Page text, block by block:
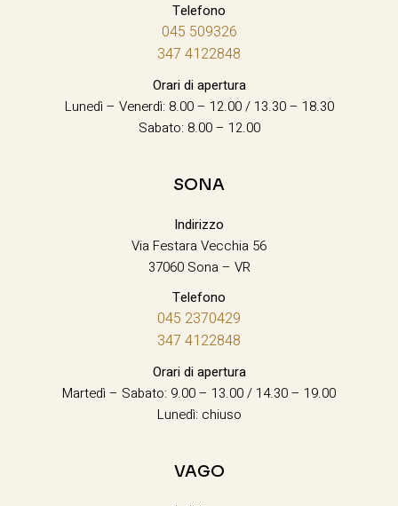
Telefono
045 509326
347 4122848
Orari di apertura
Lunedì – Venerdì: 8.00 – 12.00 / 13.30 – 18.30
Sabato: 8.00 – 12.00
SONA
Indirizzo
Via Festara Vecchia 56
37060 Sona – VR
Telefono
045 2370429
347 4122848
Orari di apertura
Martedì – Sabato: 9.00 – 13.00 / 14.30 – 19.00
Lunedì: chiuso
VAGO